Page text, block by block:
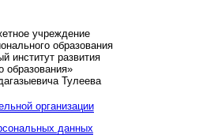
учреждение
образования
институт развития
образования»
Тулеева
организации
данных